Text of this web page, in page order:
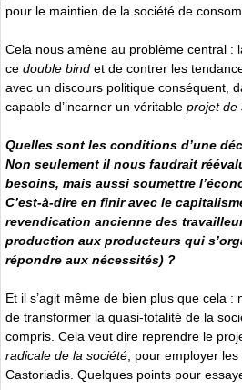
pour le maintien de la société de
Cela nous amène au problème central :
ce double bind et de contrer les
avec un discours politique conséquent,
capable d’incarner un véritable projet de
Quelles sont les conditions d’une
Non seulement il nous faudrait
besoins, mais aussi soumettre
C’est-à-dire en finir avec le
revendication ancienne des
production aux producteurs qui
répondre aux nécessités) ?
Et il s’agit même de bien plus que cela
de transformer la quasi-totalité de la
compris. Cela veut dire reprendre le
radicale de la société , pour employer
Castoriadis. Quelques points pour